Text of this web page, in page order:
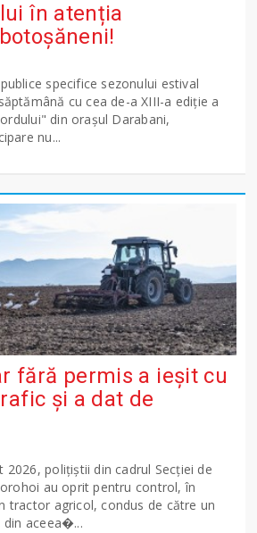
în atenția
specifice sezonului estival
cu cea de-a XIII-a ediție a
din orașul Darabani,
nu...
fără permis a ieșit cu
și a dat de
2026, polițiștii din cadrul Secției de
au oprit pentru control, în
tractor agricol, condus de către un
din aceea�...